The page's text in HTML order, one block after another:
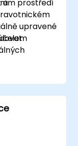
a
prostředí
upravené